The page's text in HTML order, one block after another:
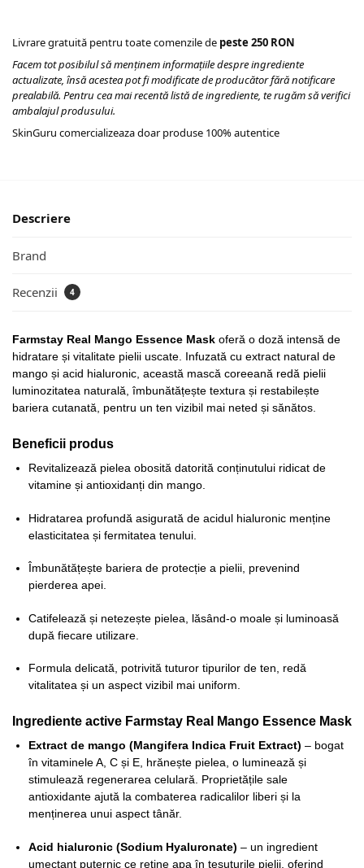
Livrare gratuită pentru toate comenzile de peste 250 RON
Facem tot posibilul să menținem informațiile despre ingrediente
actualizate, însă acestea pot fi modificate de producător fără notificare
prealabilă. Pentru cea mai recentă listă de ingrediente, te rugăm să verifici
ambalajul produsului.
SkinGuru comercializeaza doar produse 100% autentice
Descriere
Brand
Recenzii 4
Farmstay Real Mango Essence Mask oferă o doză intensă de
hidratare și vitalitate pielii uscate. Infuzată cu extract natural de
mango și acid hialuronic, această mască coreeană redă pielii
luminozitatea naturală, îmbunătățește textura și restabilește
bariera cutanată, pentru un ten vizibil mai neted și sănătos.
Beneficii produs
Revitalizează pielea obosită datorită conținutului ridicat de
vitamine și antioxidanți din mango.
Hidratarea profundă asigurată de acidul hialuronic menține
elasticitatea și fermitatea tenului.
Îmbunătățește bariera de protecție a pielii, prevenind
pierderea apei.
Catifelează și netezește pielea, lăsând-o moale și luminoasă
după fiecare utilizare.
Formula delicată, potrivită tuturor tipurilor de ten, redă
vitalitatea și un aspect vizibil mai uniform.
Ingrediente active Farmstay Real Mango Essence Mask
Extract de mango (Mangifera Indica Fruit Extract) – bogat
în vitaminele A, C și E, hrănește pielea, o luminează și
stimulează regenerarea celulară. Proprietățile sale
antioxidante ajută la combaterea radicalilor liberi și la
menținerea unui aspect tânăr.
Acid hialuronic (Sodium Hyaluronate) – un ingredient
umectant puternic ce reține apa în țesuturile pielii, oferind